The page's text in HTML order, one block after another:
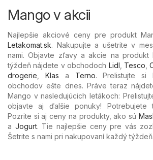
Mango v akcii
Najlepšie akciové ceny pre produkt
Letakomat.sk. Nakupujte a ušetrite v
nami. Objavte zľavy a akcie na produkt
týždeň nájdete v obchodoch Lidl Tesco ,
drogerie
Klas a Terno. Prelistujte si
obchodov ešte dnes. Práve teraz
Mango v nasledujúcich letákoch:
objavte aj ďalšie ponuky! Potrebujete
Pozrite si aj ceny na produkty, ako sú
a Jogurt. Tie najlepšie ceny pre vás
Šetrite s nami pri nakupovaní každý týždeň.